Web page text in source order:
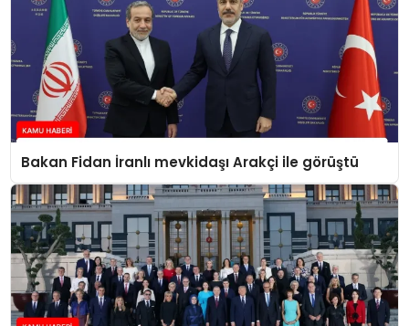
Bakan Fidan İranlı mevkidaşı Arakçi ile görüştü